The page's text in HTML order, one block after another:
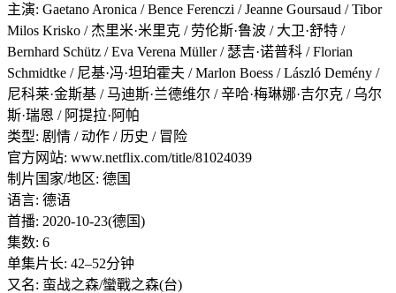
主演: Gaetano Aronica / Bence Ferenczi / Jeanne Goursaud / Tibor
Milos Krisko / 杰里米·米里克 / 劳伦斯·鲁波 / 大卫·舒特 /
Bernhard Schütz / Eva Verena Müller / 瑟吉·诺普科 / Florian
Schmidtke / 尼基·冯·坦珀霍夫 / Marlon Boess / László Demény /
尼科莱·金斯基 / 马迪斯·兰德维尔 / 辛哈·梅琳娜·吉尔克 / 乌尔
斯·瑞恩 / 阿提拉·阿帕
类型: 剧情 / 动作 / 历史 / 冒险
官方网站: www.netflix.com/title/81024039
制片国家/地区: 德国
语言: 德语
首播: 2020-10-23(德国)
集数: 6
单集片长: 42–52分钟
又名: 蛮战之森/蠻戰之森(台)